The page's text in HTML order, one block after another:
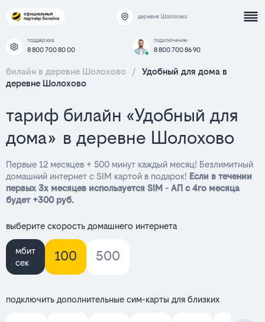
деревня Шолохово
поддержка
8 800 700 80 00
подключение
8 800 700 86 90
билайн в деревне Шолохово /
Удобный для дома в
деревне Шолохово
тариф билайн «Удобный для
дома» в деревне Шолохово
Первые 12 месяцев + 500 минут каждый месяц! Безлимитный
домашний интернет с SIM картой в подарок! Если в течении
первых 3х месяцев используется SIM - АП с 4го месяца
будет +300 руб.
выберите скорость домашнего интернета
мбит
сек
100 500
подключить дополнительные сим-карты для близких